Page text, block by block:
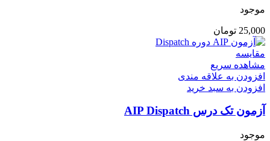
موجود
25,000 تومان
مقایسه
مشاهده سریع
افزودن به علاقه مندی
افزودن به سبد خرید
آزمون تک درس AIP Dispatch
موجود